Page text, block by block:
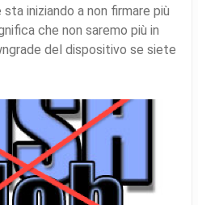
iniziando a non firmare più
che non saremo più in
del dispositivo se siete